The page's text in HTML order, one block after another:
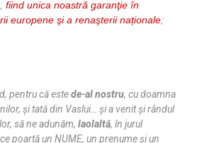
fiind unica noastră garanţie în
europene şi a renaşterii naționale;
pentru că estede-al nostru, cu doamna
şi tată din Vaslui… şi a venit şi rândul
să ne adunăm, laolaltă, în jurul
poartă un NUME, un prenume şi un